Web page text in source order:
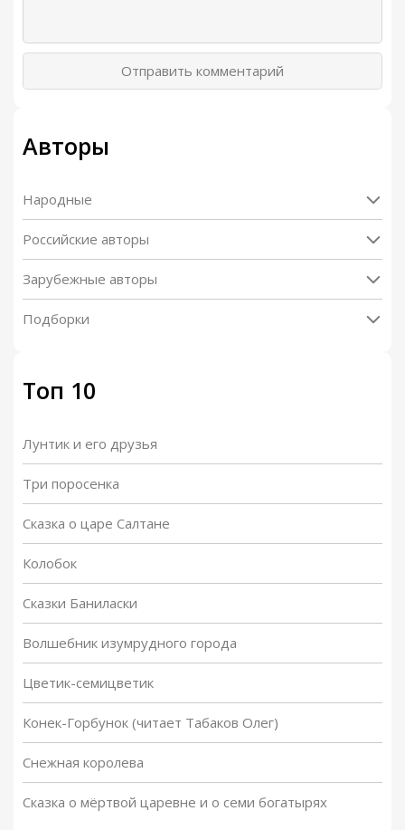
Отправить комментарий
Авторы
Народные
Российские авторы
Зарубежные авторы
Подборки
Топ 10
Лунтик и его друзья
Три поросенка
Сказка о царе Салтане
Колобок
Сказки Баниласки
Волшебник изумрудного города
Цветик-семицветик
Конек-Горбунок (читает Табаков Олег)
Снежная королева
Сказка о мёртвой царевне и о семи богатырях